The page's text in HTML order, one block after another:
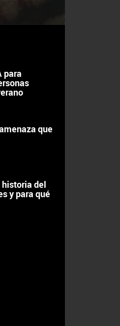
para
que
del
y para qué